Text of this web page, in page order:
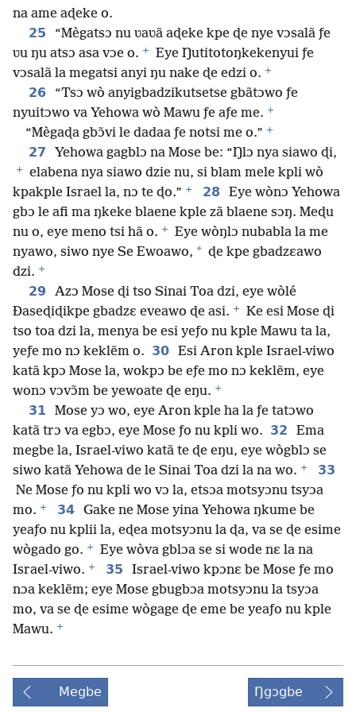
na ame aɖeke o.
25
“Mègatsɔ nu ʋaʋã aɖeke kpe ɖe nye vɔsalã ƒe
ʋu ŋu atsɔ asa vɔe o. +
Eye Ŋutitotoŋkekenyui ƒe
vɔsalã la megatsi anyi ŋu nake ɖe edzi o. +
26
“Tsɔ wò anyigbadzikutsetse gbãtɔwo ƒe
nyuitɔwo va Yehowa wò Mawu ƒe aƒe me. +
“Mègaɖa gbɔ̃vi le dadaa ƒe notsi me o.” +
27 Yehowa gagblɔ na Mose be: “Ŋlɔ nya siawo ɖi,
+
elabena nya siawo dzie nu, si blam mele kpli wò
kpakple Israel la, nɔ te ɖo.” + 28
Eye wònɔ Yehowa
gbɔ le afi ma ŋkeke blaene kple zã blaene sɔŋ. Meɖu
nu o, eye meno tsi hã o. +
Eye wòŋlɔ nubabla la me
nyawo, siwo nye Se Ewoawo, * ɖe kpe gbadzɛawo
dzi. +
29
Azɔ Mose ɖi tso Sinai Toa dzi, eye wòlé
Ðaseɖiɖikpe gbadzɛ eveawo ɖe asi. +
Ke esi Mose ɖi
tso toa dzi la, menya be esi yeƒo nu kple Mawu ta la,
yeƒe mo nɔ keklẽm o. 30 Esi Aron kple Israel-viwo
katã kpɔ Mose la, wokpɔ be eƒe mo nɔ keklẽm, eye
wonɔ vɔvɔ̃m be yewoate ɖe eŋu. +
31
Mose yɔ wo, eye Aron kple ha la ƒe tatɔwo
katã trɔ va egbɔ, eye Mose ƒo nu kpli wo. 32
Ema
megbe la, Israel-viwo katã te ɖe eŋu, eye wògblɔ se
siwo katã Yehowa de le Sinai Toa dzi la na wo. +
33
Ne Mose ƒo nu kpli wo vɔ la, etsɔa motsyɔnu tsyɔa
mo. + 34 Gake ne Mose yina Yehowa ŋkume be
yeaƒo nu kplii la, eɖea motsyɔnu la ɖa, va se ɖe esime
wògado go. +
Eye wòva gblɔa se si wode nɛ la na
Israel-viwo. + 35
Israel-viwo kpɔnɛ be Mose ƒe mo
nɔa keklẽm; eye Mose gbugbɔa motsyɔnu la tsyɔa
mo, va se ɖe esime wògage ɖe eme be yeaƒo nu kple
Mawu. +
Megbe Ŋgɔgbe